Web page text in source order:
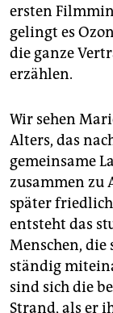
ersten
gelingt es
die ganze
erzählen.
Wir sehen
Alters, das
gemeinsame
zusammen zu
später
entsteht das
Menschen, die
ständig
sind sich die
Strand, als er